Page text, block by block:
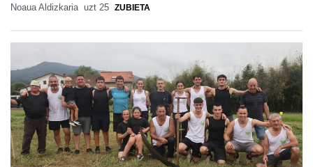
Noaua Aldizkaria uzt 25 ZUBIETA